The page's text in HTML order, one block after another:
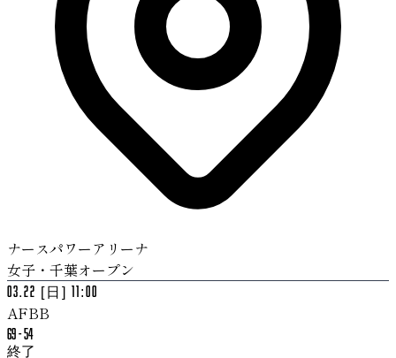
ナースパワーアリーナ
女子・千葉オープン
03.22 [日] 11:00
AFBB
69-54
終了